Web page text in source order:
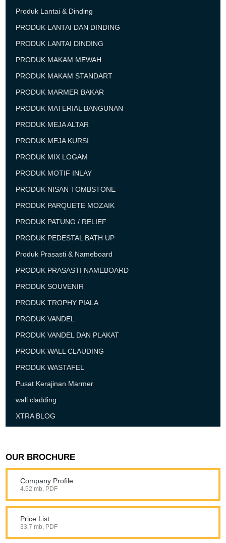
Produk Lantai & Dinding
PRODUK LANTAI DAN DINDING
PRODUK LANTAI DINDING
PRODUK MAKAM MEWAH
PRODUK MAKAM STANDART
PRODUK MARMER BAKAR
PRODUK MATERIAL BANGUNAN
PRODUK MEJA ALTAR
PRODUK MEJA KURSI
PRODUK MIX LOGAM
PRODUK MOTIF INLAY
PRODUK NISAN TOMBSTONE
PRODUK PARQUETE MOZAIK
PRODUK PATUNG / RELIEF
PRODUK PEDESTAL BATH UP
Produk Prasasti & Nameboard
PRODUK PRASASTI NAMEBOARD
PRODUK SOUVENIR
PRODUK TROPHY PIALA
PRODUK VANDEL
PRODUK VANDEL DAN PLAKAT
PRODUK WALL CLAUDING
PRODUK WASTAFEL
Pusat Kerajinan Marmer
wall cladding
XTRA BLOG
OUR BROCHURE
Company Profile
4.52 mb, PDF
Price List
33,7 mb, PDF